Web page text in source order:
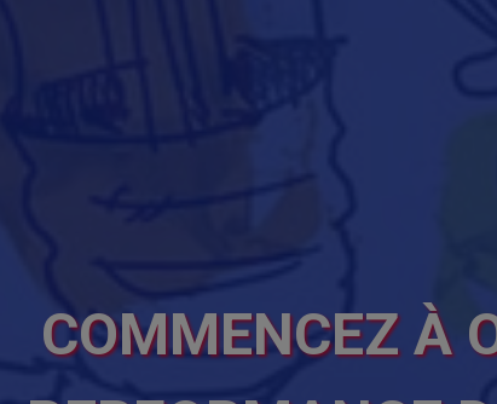
COMMENCEZ À